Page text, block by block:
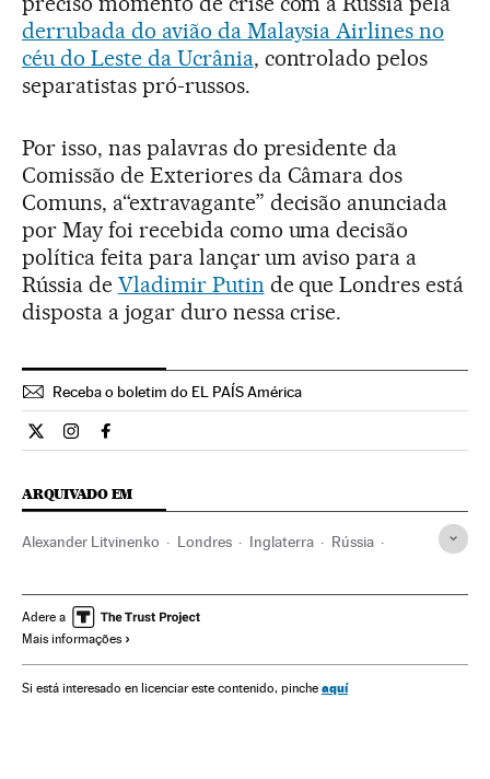
derrubada do avião da Malaysia Airlines no
céu do Leste da Ucrânia, controlado pelos
separatistas pró-russos.
Por isso, nas palavras do presidente da
Comissão de Exteriores da Câmara dos
Comuns, a“extravagante” decisão anunciada
por May foi recebida como uma decisão
política feita para lançar um aviso para a
Rússia de Vladimir Putin de que Londres está
disposta a jogar duro nessa crise.
Receba o boletim do EL PAÍS América
Internacional El País Brasil en Twitter
Internacional El País Brasil en Instagram
Internacional El País Brasil en Facebook
ARQUIVADO EM
Alexander Litvinenko Londres Inglaterra Rússia
Europa Ocidental Europa
Adere a
Mais informações
Si está interesado en licenciar este contenido, pinche aquí